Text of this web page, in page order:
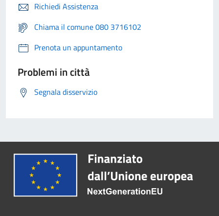
Richiedi Assistenza
Chiama il comune 080 3716102
Prenota un appuntamento
Problemi in città
Segnala disservizio